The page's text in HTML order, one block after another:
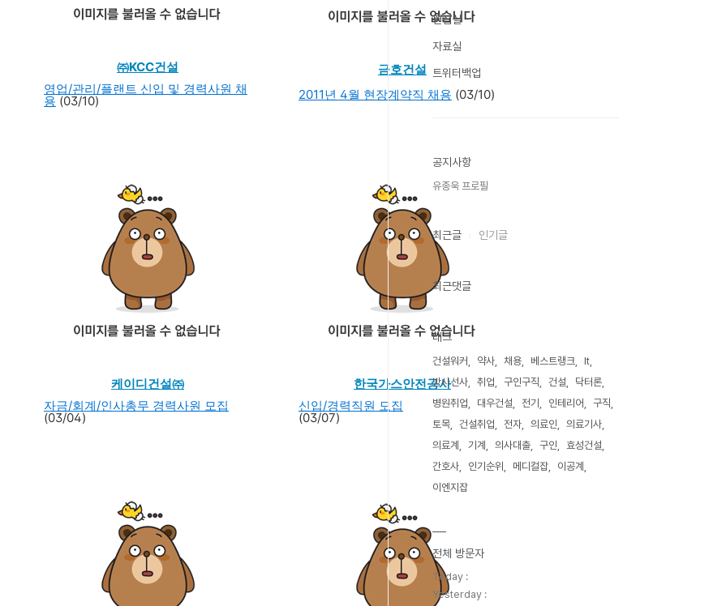
㈜KCC건설
영업/관리/플랜트 신입 및 경력사원 채
용 (03/10)
금호건설
2011년 4월 현장계약직 채용 (03/10)
케이디건설㈜
자금/회계/인사총무 경력사원 모집
(03/04)
한국가스안전공사
신입/경력직원 모집
(03/07)
편집실
자료실
트위터백업
공지사항
유종욱 프로필
최근글 인기글
최근댓글
태그
건설워커 약사 채용 베스트랭크
It
방사선사
취업 구인구직 건설
닥터론
병원취업
대우건설 전기 인테리어
구직
토목
건설취업 전자 의료인
의료기사
의료계
기계 의사대출 구인
효성건설
간호사
인기순위 메디컬잡
이공계
이엔지잡
전체 방문자
Today :
Yesterday :